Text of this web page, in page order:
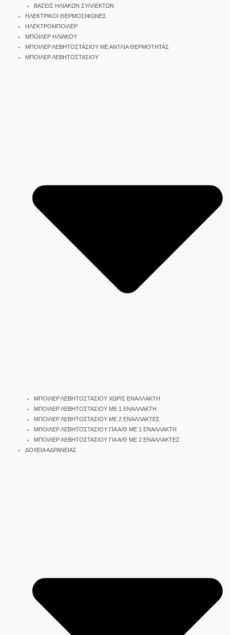
ΒΑΣΕΙΣ ΗΛΙΑΚΩΝ ΣΥΛΛΕΚΤΩΝ
ΗΛΕΚΤΡΙΚΟΙ ΘΕΡΜΟΣΙΦΩΝΕΣ
ΗΛΕΚΤΡΟΜΠΟΙΛΕΡ
ΜΠΟΙΛΕΡ ΗΛΙΑΚΟΥ
ΜΠΟΙΛΕΡ ΛΕΒΗΤΟΣΤΑΣΙΟΥ ΜΕ ΑΝΤΛΙΑ ΘΕΡΜΟΤΗΤΑΣ
ΜΠΟΙΛΕΡ ΛΕΒΗΤΟΣΤΑΣΙΟΥ
ΜΠΟΙΛΕΡ ΛΕΒΗΤΟΣΤΑΣΙΟΥ ΧΩΡΙΣ ΕΝΑΛΛΑΚΤΗ
ΜΠΟΙΛΕΡ ΛΕΒΗΤΟΣΤΑΣΙΟΥ ΜΕ 1 ΕΝΑΛΛΑΚΤΗ
ΜΠΟΙΛΕΡ ΛΕΒΗΤΟΣΤΑΣΙΟΥ ΜΕ 2 ΕΝΑΛΛΑΚΤΕΣ
ΜΠΟΙΛΕΡ ΛΕΒΗΤΟΣΤΑΣΙΟΥ ΓΙΑ Α/Θ ΜΕ 1 ΕΝΑΛΛΑΚΤΗ
ΜΠΟΙΛΕΡ ΛΕΒΗΤΟΣΤΑΣΙΟΥ ΓΙΑ Α/Θ ΜΕ 2 ΕΝΑΛΛΑΚΤΕΣ
ΔΟΧΕΙΑ ΑΔΡΑΝΕΙΑΣ